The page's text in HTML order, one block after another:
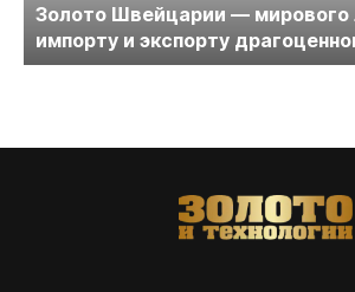
Золото Швейцарии — мирового
импорту и экспорту